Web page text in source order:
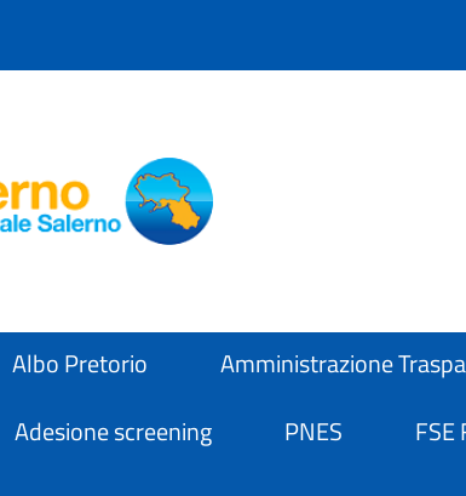
ASL Salerno
ASL Salerno
Albo Pretorio Amministrazione
Adesione screening PNES